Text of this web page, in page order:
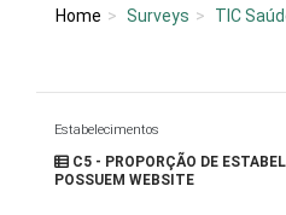
Home Surveys TIC
Estabelecimentos
C5 - PROPORÇÃO DE
POSSUEM WEBSITE